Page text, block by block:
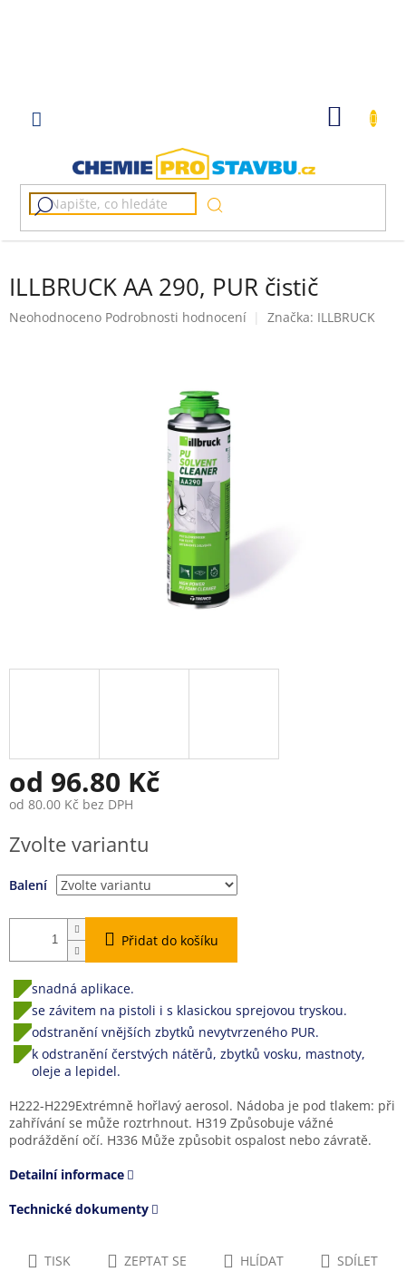
ILLBRUCK AA 290, PUR čistič
Průměrné
Neohodnoceno Podrobnosti hodnocení Značka: ILLBRUCK
od 96.80 Kč
od 80.00 Kč bez DPH
cena:
Zvolte variantu
Balení
Přidat do košíku
snadná aplikace.
se závitem na pistoli i s klasickou sprejovou tryskou.
odstranění vnějších zbytků nevytvrzeného PUR.
k odstranění čerstvých nátěrů, zbytků vosku, mastnoty,
oleje a lepidel.
H222-H229Extrémně hořlavý aerosol. Nádoba je pod tlakem: při
zahřívání se může roztrhnout. H319 Způsobuje vážné
podráždění očí. H336 Může způsobit ospalost nebo závratě.
Detailní informace
Technické dokumenty
TISK ZEPTAT SE HLÍDAT SDÍLET